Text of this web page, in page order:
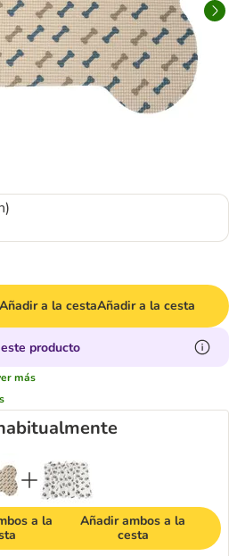
Añadir a la cestaAñadir a la cesta
producto
más
a la
Añadir ambos a la
cesta